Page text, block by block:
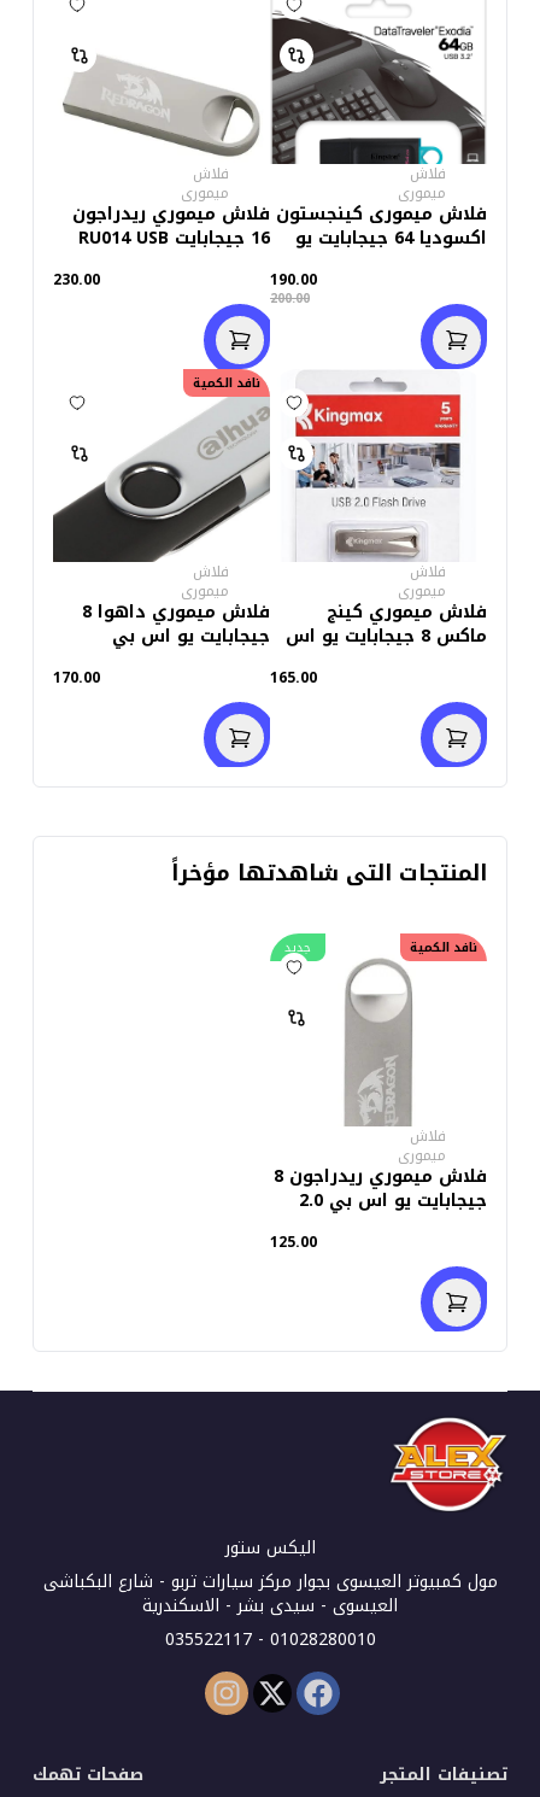
فلاش
ميمورى
فلاش ميمورى كينجستون
اكسوديا 64 جيجابايت يو
190.00
200.00
فلاش
ميمورى
فلاش ميموري ريدراجون
16 جيجابايت RU014 USB
230.00
فلاش
ميمورى
فلاش ميموري كينج
ماكس 8 جيجابايت يو اس
165.00
نافد الكمية
فلاش
ميمورى
فلاش ميموري داهوا 8
جيجابايت يو اس بي
170.00
المنتجات التى شاهدتها مؤخراً
جديد نافد الكمية
فلاش
ميمورى
فلاش ميموري ريدراجون 8
جيجابايت يو اس بي 2.0
125.00
اليكس ستور
مول كمبيوتر العيسوى بجوار مركز سيارات تربو - شارع البكباشى
العيسوى - سيدى بشر - الاسكندرية
01028280010 - 035522117
تصنيفات المتجر صفحات تهمك